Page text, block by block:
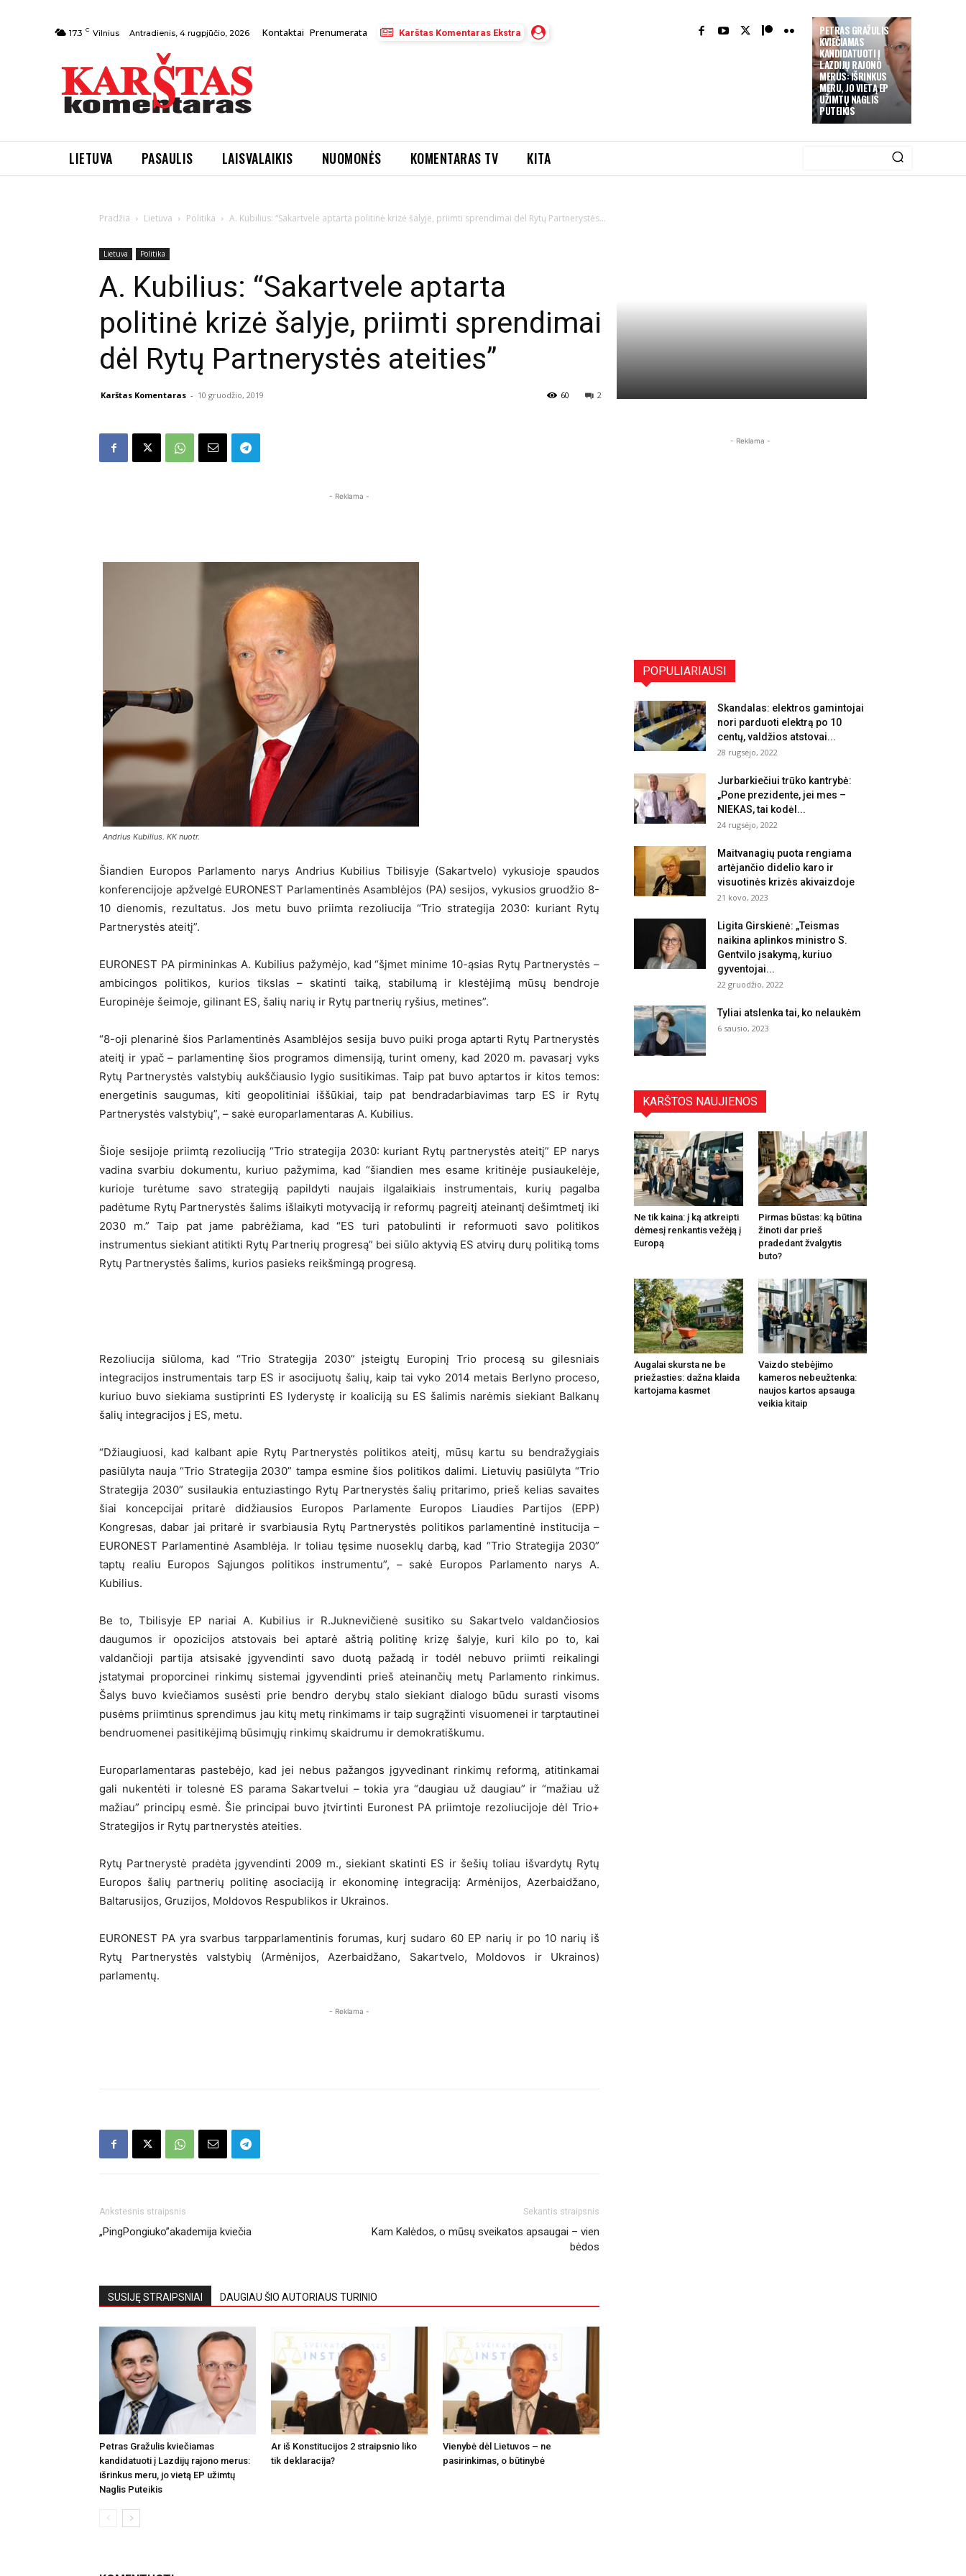
PETRAS GRAŽULIS
KVIEČIAMAS
KANDIDATUOTI Į
LAZDIJŲ RAJONO
MERUS: IŠRINKUS
MERU, JO VIETĄ EP
UŽIMTŲ NAGLIS
PUTEIKIS
17.3 C Vilnius Antradienis, 4 rugpjūčio, 2026 Kontaktai Prenumerata Karštas Komentaras Ekstra
LIETUVA PASAULIS LAISVALAIKIS NUOMONĖS KOMENTARAS TV KITA
Pradžia Lietuva Politika A. Kubilius: “Sakartvele aptarta politinė krizė šalyje, priimti sprendimai dėl Rytų Partnerystės...
Lietuva Politika
A. Kubilius: “Sakartvele aptarta
politinė krizė šalyje, priimti sprendimai
dėl Rytų Partnerystės ateities”
Karštas Komentaras - 10 gruodžio, 2019 2
60
- Reklama -
Andrius Kubilius. KK nuotr.
Šiandien Europos Parlamento narys Andrius Kubilius Tbilisyje (Sakartvelo) vykusioje spaudos
konferencijoje apžvelgė EURONEST Parlamentinės Asamblėjos (PA) sesijos, vykusios gruodžio 8-
10 dienomis, rezultatus. Jos metu buvo priimta rezoliucija “Trio strategija 2030: kuriant Rytų
Partnerystės ateitį”.
EURONEST PA pirmininkas A. Kubilius pažymėjo, kad “šįmet minime 10-ąsias Rytų Partnerystės –
ambicingos politikos, kurios tikslas – skatinti taiką, stabilumą ir klestėjimą mūsų bendroje
Europinėje šeimoje, gilinant ES, šalių narių ir Rytų partnerių ryšius, metines”.
“8-oji plenarinė šios Parlamentinės Asamblėjos sesija buvo puiki proga aptarti Rytų Partnerystės
ateitį ir ypač – parlamentinę šios programos dimensiją, turint omeny, kad 2020 m. pavasarį vyks
Rytų Partnerystės valstybių aukščiausio lygio susitikimas. Taip pat buvo aptartos ir kitos temos:
energetinis saugumas, kiti geopolitiniai iššūkiai, taip pat bendradarbiavimas tarp ES ir Rytų
Partnerystės valstybių”, – sakė europarlamentaras A. Kubilius.
Šioje sesijoje priimtą rezoliuciją “Trio strategija 2030: kuriant Rytų partnerystės ateitį” EP narys
vadina svarbiu dokumentu, kuriuo pažymima, kad “šiandien mes esame kritinėje pusiaukelėje,
kurioje turėtume savo strategiją papildyti naujais ilgalaikiais instrumentais, kurių pagalba
padėtume Rytų Partnerystės šalims išlaikyti motyvaciją ir reformų pagreitį ateinantį dešimtmetį iki
2030 m.” Taip pat jame pabrėžiama, kad “ES turi patobulinti ir reformuoti savo politikos
instrumentus siekiant atitikti Rytų Partnerių progresą” bei siūlo aktyvią ES atvirų durų politiką toms
Rytų Partnerystės šalims, kurios pasieks reikšmingą progresą.
Rezoliucija siūloma, kad “Trio Strategija 2030” įsteigtų Europinį Trio procesą su gilesniais
integracijos instrumentais tarp ES ir asocijuotų šalių, kaip tai vyko 2014 metais Berlyno proceso,
kuriuo buvo siekiama sustiprinti ES lyderystę ir koaliciją su ES šalimis narėmis siekiant Balkanų
šalių integracijos į ES, metu.
“Džiaugiuosi, kad kalbant apie Rytų Partnerystės politikos ateitį, mūsų kartu su bendražygiais
pasiūlyta nauja “Trio Strategija 2030” tampa esmine šios politikos dalimi. Lietuvių pasiūlyta “Trio
Strategija 2030” susilaukia entuziastingo Rytų Partnerystės šalių pritarimo, prieš kelias savaites
šiai koncepcijai pritarė didžiausios Europos Parlamente Europos Liaudies Partijos (EPP)
Kongresas, dabar jai pritarė ir svarbiausia Rytų Partnerystės politikos parlamentinė institucija –
EURONEST Parlamentinė Asamblėja. Ir toliau tęsime nuoseklų darbą, kad “Trio Strategija 2030”
taptų realiu Europos Sąjungos politikos instrumentu”, – sakė Europos Parlamento narys A.
Kubilius.
Be to, Tbilisyje EP nariai A. Kubilius ir R.Juknevičienė susitiko su Sakartvelo valdančiosios
daugumos ir opozicijos atstovais bei aptarė aštrią politinę krizę šalyje, kuri kilo po to, kai
valdančioji partija atsisakė įgyvendinti savo duotą pažadą ir todėl nebuvo priimti reikalingi
įstatymai proporcinei rinkimų sistemai įgyvendinti prieš ateinančių metų Parlamento rinkimus.
Šalys buvo kviečiamos susėsti prie bendro derybų stalo siekiant dialogo būdu surasti visoms
pusėms priimtinus sprendimus jau kitų metų rinkimams ir taip sugrąžinti visuomenei ir tarptautinei
bendruomenei pasitikėjimą būsimųjų rinkimų skaidrumu ir demokratiškumu.
Europarlamentaras pastebėjo, kad jei nebus pažangos įgyvedinant rinkimų reformą, atitinkamai
gali nukentėti ir tolesnė ES parama Sakartvelui – tokia yra “daugiau už daugiau” ir “mažiau už
mažiau” principų esmė. Šie principai buvo įtvirtinti Euronest PA priimtoje rezoliucijoje dėl Trio+
Strategijos ir Rytų partnerystės ateities.
Rytų Partnerystė pradėta įgyvendinti 2009 m., siekiant skatinti ES ir šešių toliau išvardytų Rytų
Europos šalių partnerių politinę asociaciją ir ekonominę integraciją: Armėnijos, Azerbaidžano,
Baltarusijos, Gruzijos, Moldovos Respublikos ir Ukrainos.
EURONEST PA yra svarbus tarpparlamentinis forumas, kurį sudaro 60 EP narių ir po 10 narių iš
Rytų Partnerystės valstybių (Armėnijos, Azerbaidžano, Sakartvelo, Moldovos ir Ukrainos)
parlamentų.
- Reklama -
Ankstesnis straipsnis
„PingPongiuko”akademija kviečia
Sekantis straipsnis
Kam Kalėdos, o mūsų sveikatos apsaugai – vien
bėdos
SUSIJĘ STRAIPSNIAI DAUGIAU ŠIO AUTORIAUS TURINIO
Petras Gražulis kviečiamas
kandidatuoti į Lazdijų rajono merus:
išrinkus meru, jo vietą EP užimtų
Naglis Puteikis
Ar iš Konstitucijos 2 straipsnio liko
tik deklaracija?
Vienybė dėl Lietuvos – ne
pasirinkimas, o būtinybė
- Reklama -
POPULIARIAUSI
Skandalas: elektros gamintojai
nori parduoti elektrą po 10
centų, valdžios atstovai...
28 rugsėjo, 2022
Jurbarkiečiui trūko kantrybė:
„Pone prezidente, jei mes –
NIEKAS, tai kodėl...
24 rugsėjo, 2022
Maitvanagių puota rengiama
artėjančio didelio karo ir
visuotinės krizės akivaizdoje
21 kovo, 2023
Ligita Girskienė: „Teismas
naikina aplinkos ministro S.
Gentvilo įsakymą, kuriuo
gyventojai...
22 gruodžio, 2022
Tyliai atslenka tai, ko nelaukėm
6 sausio, 2023
KARŠTOS NAUJIENOS
Ne tik kaina: į ką atkreipti
dėmesį renkantis vežėją į
Europą
Pirmas būstas: ką būtina
žinoti dar prieš
pradedant žvalgytis
buto?
Augalai skursta ne be
priežasties: dažna klaida
kartojama kasmet
Vaizdo stebėjimo
kameros nebeužtenka:
naujos kartos apsauga
veikia kitaip